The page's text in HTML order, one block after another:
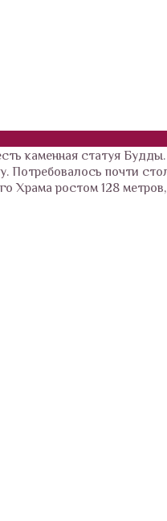
каменная статуя
Потребовалось почти
Храма ростом 128